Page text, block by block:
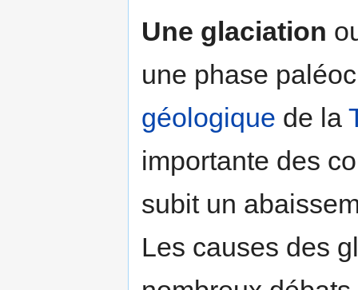
Une glaciation
une phase
géologique de la
importante des
subit un
Les causes des